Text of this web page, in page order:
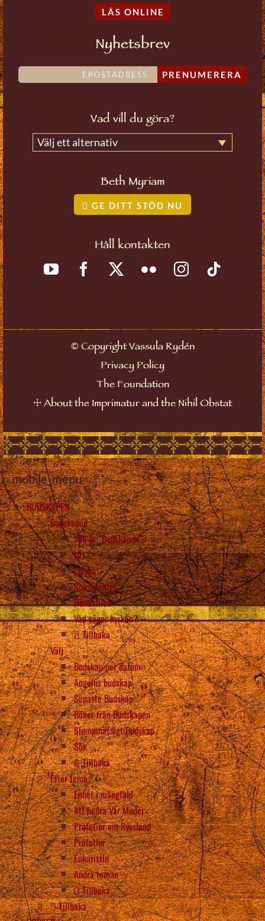
LÄS ONLINE
Nyhetsbrev
PRENUMERERA
Vad vill du göra?
Välj ett alternativ
Beth Myriam
GE DITT STÖD NU
Håll kontakten
©Copyright Vassula Rydén
Privacy Policy
The Foundation
☩ About the Imprimatur and the Nihil Obstat
mobile_menu
BUDSKAPEN
Budskapen
Vad är “Budskapen”?
Läs
Lyssna
Spiritualitet
Handstilen
Vad säger kyrkan?
Tillbaka
Välj
Budskap per datum
Ängelns budskap
Senaste Budskap
Böner från Budskapen
Slumpmässigt Budskap
Sök
Tillbaka
Efter tema
Enhet i mångfald
Att hedra Vår Moder
Profetior om Ryssland
Profetior
Eukaristin
Andra teman
Tillbaka
Tillbaka